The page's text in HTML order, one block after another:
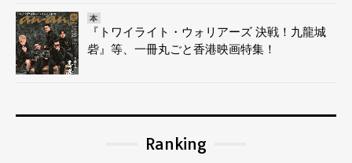
本
『トワイライト・ウォリアーズ 決戦！九龍城
砦』等、一冊丸ごと香港映画特集！
Ranking